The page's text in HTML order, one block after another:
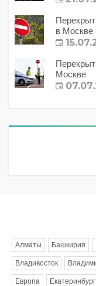
в Москве
Москве
Алматы Башкирия
Владивосток
Европа Екатеринбург